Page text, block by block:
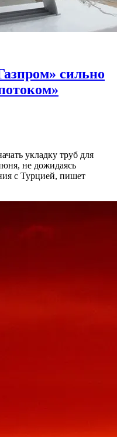
сильно
укладку труб для
не дожидаясь
с Турцией, пишет